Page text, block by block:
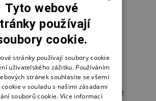
dopadem na fungování celé
provoz tak, aby byl
udržitelný a škálovatelný
dalšího růstu a rozvoje celé sítě
CZECH
ENGLISH
POLSKI
Tyto webové
používají
cookie.
stránky používají soubory cookie
uživatelského zážitku. Používáním
stránek souhlasíte se všemi
v souladu s našimi zásadami
souborů cookie. Více informací